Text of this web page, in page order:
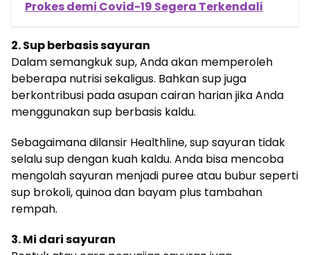
Prokes demi Covid-19 Segera Terkendali
2. Sup berbasis sayuran
Dalam semangkuk sup, Anda akan memperoleh
beberapa nutrisi sekaligus. Bahkan sup juga
berkontribusi pada asupan cairan harian jika Anda
menggunakan sup berbasis kaldu.
Sebagaimana dilansir Healthline, sup sayuran tidak
selalu sup dengan kuah kaldu. Anda bisa mencoba
mengolah sayuran menjadi puree atau bubur seperti
sup brokoli, quinoa dan bayam plus tambahan
rempah.
3. Mi dari sayuran